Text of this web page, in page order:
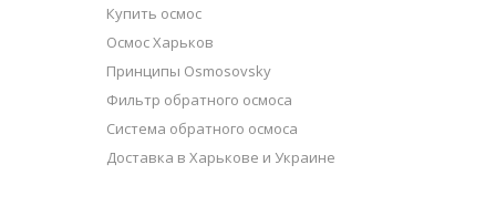
Купить осмос
Осмос Харьков
Принципы Osmosovsky
Фильтр обратного осмоса
Система обратного осмоса
Доставка в Харькове и Украине